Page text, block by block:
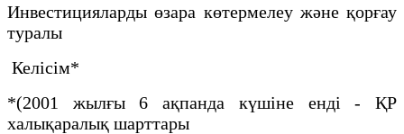
Инвестицияларды өзара көтермелеу және қорғау
туралы
Келісім*
*(2001 жылғы 6 ақпанда күшіне енді - ҚР
халықаралық шарттары